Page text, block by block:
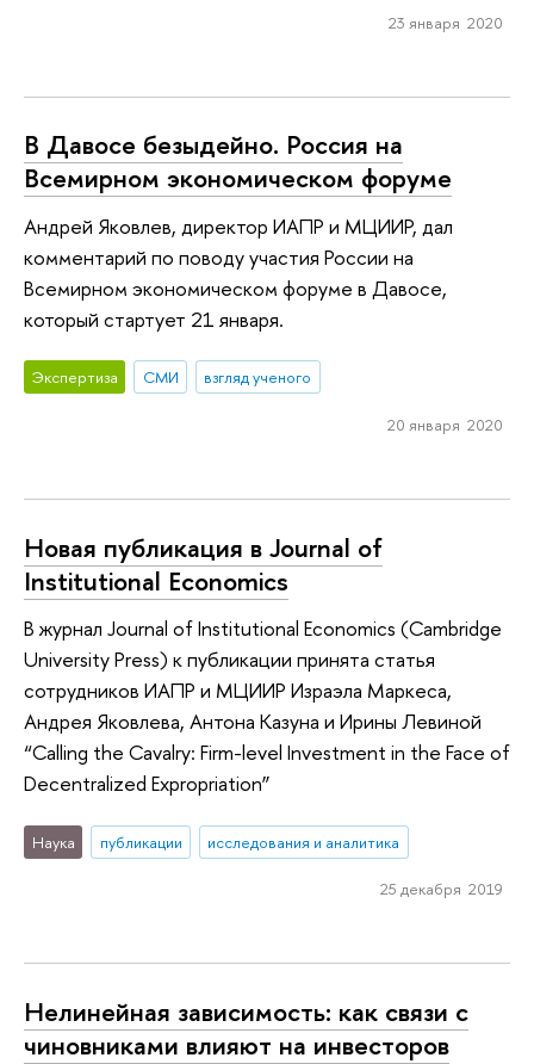
23 января 2020
В Давосе безыдейно. Россия на
Всемирном экономическом форуме
Андрей Яковлев, директор ИАПР и МЦИИР, дал
комментарий по поводу участия России на
Всемирном экономическом форуме в Давосе,
который стартует 21 января.
Экспертиза СМИ взгляд ученого
20 января 2020
Новая публикация в Journal of
Institutional Economics
В журнал Journal of Institutional Economics (Cambridge
University Press) к публикации принята статья
сотрудников ИАПР и МЦИИР Израэла Маркеса,
Андрея Яковлева, Антона Казуна и Ирины Левиной
“Calling the Cavalry: Firm-level Investment in the Face of
Decentralized Expropriation”
Наука публикации исследования и аналитика
25 декабря 2019
Нелинейная зависимость: как связи с
чиновниками влияют на инвесторов